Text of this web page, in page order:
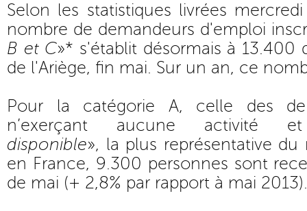
Selon les statistiques livrées
nombre de demandeurs d'emploi
B et C»* s'établit désormais à 13.400
de l'Ariège, fin mai. Sur un an, ce
Pour la catégorie A, celle des
n’exerçant aucune activité
disponible», la plus représentative
en France, 9.300 personnes sont
de mai (+ 2,8% par rapport à mai 2013).